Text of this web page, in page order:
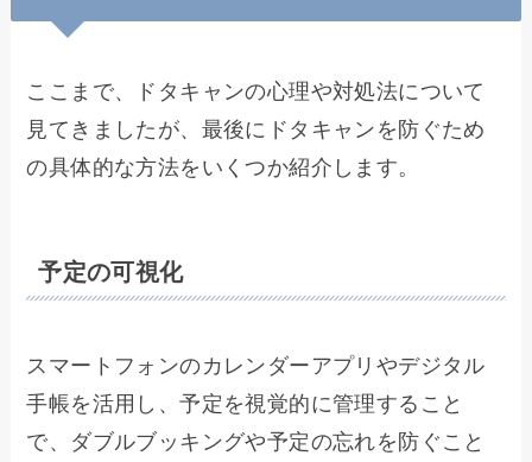
ここまで、ドタキャンの心理や対処法について
見てきましたが、最後にドタキャンを防ぐため
の具体的な方法をいくつか紹介します。
予定の可視化
スマートフォンのカレンダーアプリやデジタル
手帳を活用し、予定を視覚的に管理すること
で、ダブルブッキングや予定の忘れを防ぐこと